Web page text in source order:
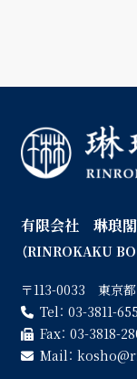
有限会社 琳琅
（RINROKAKU
〒113-0033 東京
Tel： 03-3811-
Fax： 03-3818-
Mail： kosho